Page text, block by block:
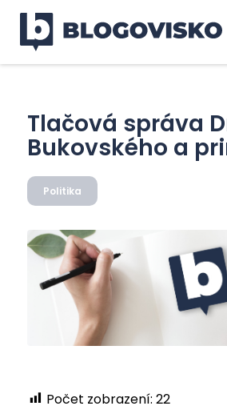
Tlačová správa
Bukovského a
Politika
Počet zobrazení: 22